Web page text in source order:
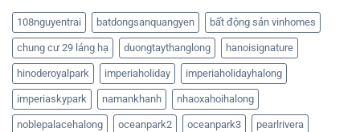
108nguyentrai batdongsanquangyen bất động sản vinhomes
chung cư 29 láng hạ duongtaythanglong hanoisignature
hinoderoyalpark imperiaholiday imperiaholidayhalong
imperiaskypark namankhanh nhaoxahoihalong
noblepalacehalong oceanpark2 oceanpark3 pearlrivera